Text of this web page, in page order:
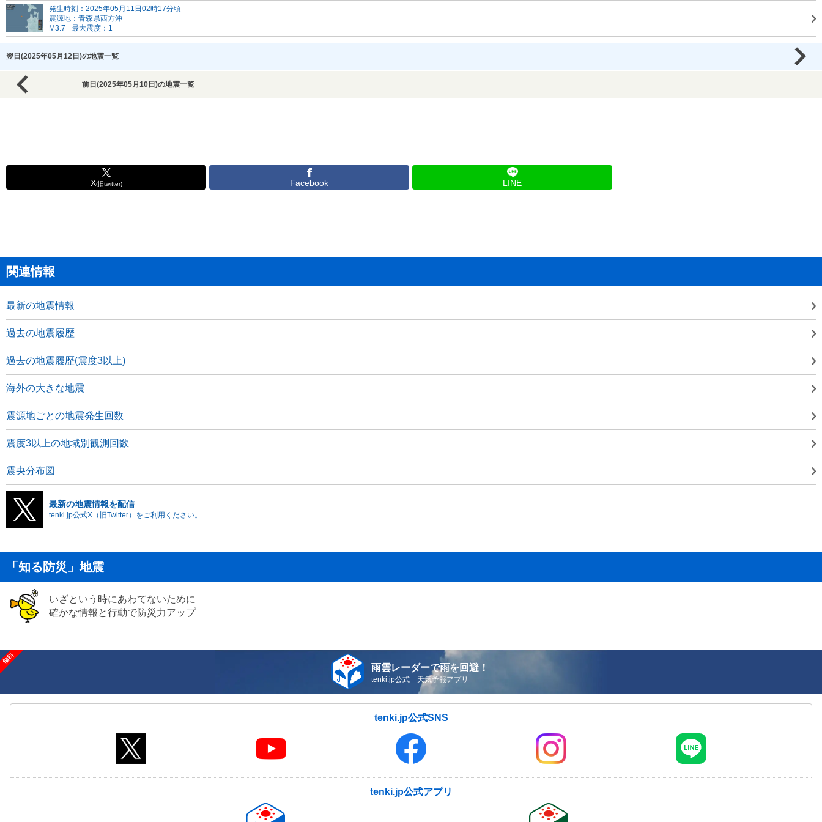
発生時刻：2025年05月11日02時17分頃
震源地：青森県西方沖
M3.7
最大震度：1
翌日(2025年05月12日)の地震一覧
前日(2025年05月10日)の地震一覧
X(旧twitter) Facebook LINE
関連情報
最新の地震情報
過去の地震履歴
過去の地震履歴(震度3以上)
海外の大きな地震
震源地ごとの地震発生回数
震度3以上の地域別観測回数
震央分布図
最新の地震情報を配信
tenki.jp公式X（旧Twitter）をご利用ください。
「知る防災」地震
いざという時にあわてないために
確かな情報と行動で防災力アップ
雨雲レーダーで雨を回避！
tenki.jp公式 天気予報アプリ
tenki.jp公式SNS
tenki.jp公式アプリ